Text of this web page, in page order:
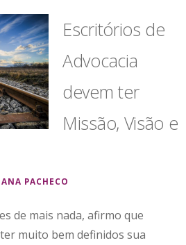
Escritórios de
Advocacia
devem ter
Missão, Visão e
PACHECO
de mais nada, afirmo que
muito bem definidos sua